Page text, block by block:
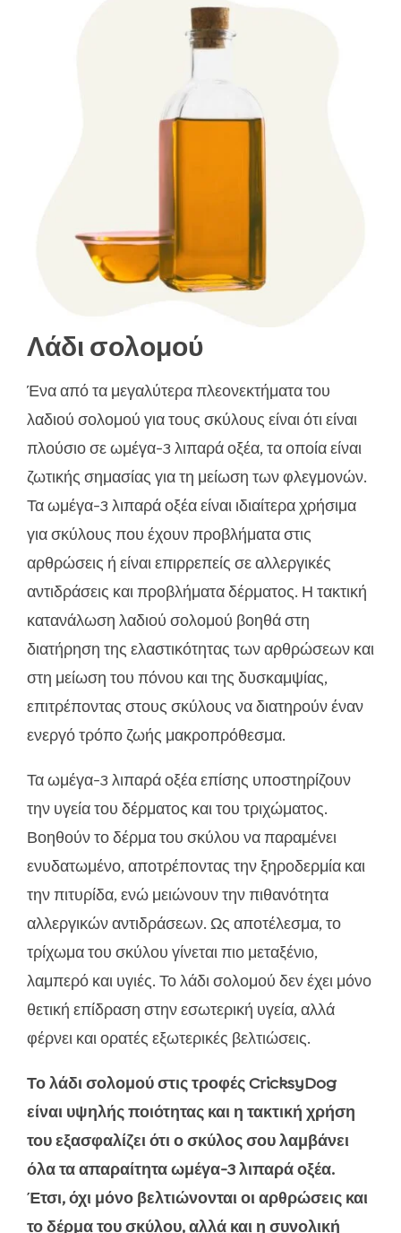
Λάδι σολομού
Ένα από τα μεγαλύτερα πλεονεκτήματα του
λαδιού σολομού για τους σκύλους είναι ότι είναι
πλούσιο σε ωμέγα-3 λιπαρά οξέα, τα οποία είναι
ζωτικής σημασίας για τη μείωση των φλεγμονών.
Τα ωμέγα-3 λιπαρά οξέα είναι ιδιαίτερα χρήσιμα
για σκύλους που έχουν προβλήματα στις
αρθρώσεις ή είναι επιρρεπείς σε αλλεργικές
αντιδράσεις και προβλήματα δέρματος. Η τακτική
κατανάλωση λαδιού σολομού βοηθά στη
διατήρηση της ελαστικότητας των αρθρώσεων και
στη μείωση του πόνου και της δυσκαμψίας,
επιτρέποντας στους σκύλους να διατηρούν έναν
ενεργό τρόπο ζωής μακροπρόθεσμα.
Τα ωμέγα-3 λιπαρά οξέα επίσης υποστηρίζουν
την υγεία του δέρματος και του τριχώματος.
Βοηθούν το δέρμα του σκύλου να παραμένει
ενυδατωμένο, αποτρέποντας την ξηροδερμία και
την πιτυρίδα, ενώ μειώνουν την πιθανότητα
αλλεργικών αντιδράσεων. Ως αποτέλεσμα, το
τρίχωμα του σκύλου γίνεται πιο μεταξένιο,
λαμπερό και υγιές. Το λάδι σολομού δεν έχει μόνο
θετική επίδραση στην εσωτερική υγεία, αλλά
φέρνει και ορατές εξωτερικές βελτιώσεις.
Το λάδι σολομού στις τροφές CricksyDog
είναι υψηλής ποιότητας και η τακτική χρήση
του εξασφαλίζει ότι ο σκύλος σου λαμβάνει
όλα τα απαραίτητα ωμέγα-3 λιπαρά οξέα.
Έτσι, όχι μόνο βελτιώνονται οι αρθρώσεις και
το δέρμα του σκύλου, αλλά και η συνολική